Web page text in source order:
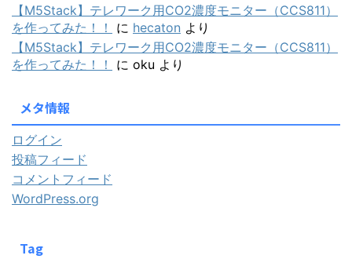
【M5Stack】テレワーク用CO2濃度モニター（CCS811）
を作ってみた！！
に hecaton より
【M5Stack】テレワーク用CO2濃度モニター（CCS811）
を作ってみた！！
に oku より
メタ情報
ログイン
投稿フィード
コメントフィード
WordPress.org
Tag